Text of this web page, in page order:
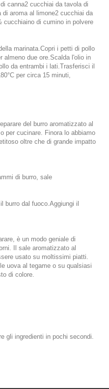
canna2 cucchiai da tavola di
aroma al limone2 cucchiai da
di cumino in polvere
marinata.Copri i petti di pollo
almeno due ore.Scalda l'olio in
da entrambi i lati.Trasferisci il
per circa 15 minuti,
del burro aromatizzato al
per cucinare. Finora lo abbiamo
oltre che di grande impatto
di burro, sale
burro dal fuoco.Aggiungi il
è un modo geniale di
Il sale aromatizzato al
usato su moltissimi piatti.
uova al tegame o su qualsiasi
di colore.
gli ingredienti in pochi secondi.